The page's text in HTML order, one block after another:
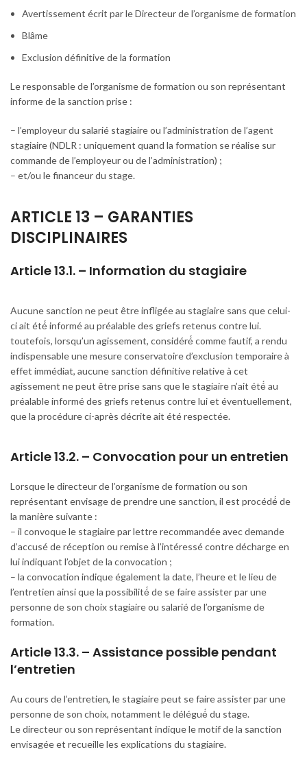
Avertissement écrit par le Directeur de l’organisme de formation
Blâme
Exclusion définitive de la formation
Le responsable de l’organisme de formation ou son représentant
informe de la sanction prise :
– l’employeur du salarié stagiaire ou l’administration de l’agent
stagiaire (NDLR : uniquement quand la formation se réalise sur
commande de l’employeur ou de l’administration) ;
– et/ou le financeur du stage.
ARTICLE 13 – GARANTIES
DISCIPLINAIRES
Article 13.1. – Information du stagiaire
Aucune sanction ne peut être infligée au stagiaire sans que celui-
ci ait été́ informé au préalable des griefs retenus contre lui.
toutefois, lorsqu’un agissement, considéré́ comme fautif, a rendu
indispensable une mesure conservatoire d’exclusion temporaire à
effet immédiat, aucune sanction définitive relative à cet
agissement ne peut être prise sans que le stagiaire n’ait été́ au
préalable informé des griefs retenus contre lui et éventuellement,
que la procédure ci-après décrite ait été respectée.
Article 13.2. – Convocation pour un entretien
Lorsque le directeur de l’organisme de formation ou son
représentant envisage de prendre une sanction, il est procédé́ de
la manière suivante :
– il convoque le stagiaire par lettre recommandée avec demande
d’accusé de réception ou remise à l’intéressé contre décharge en
lui indiquant l’objet de la convocation ;
– la convocation indique également la date, l’heure et le lieu de
l’entretien ainsi que la possibilité́ de se faire assister par une
personne de son choix stagiaire ou salarié de l’organisme de
formation.
Article 13.3. – Assistance possible pendant
l’entretien
Au cours de l’entretien, le stagiaire peut se faire assister par une
personne de son choix, notamment le délégué́ du stage.
Le directeur ou son représentant indique le motif de la sanction
envisagée et recueille les explications du stagiaire.